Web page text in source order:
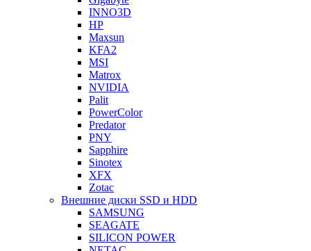
INNO3D
HP
Maxsun
KFA2
MSI
Matrox
NVIDIA
Palit
PowerColor
Predator
PNY
Sapphire
Sinotex
XFX
Zotac
Внешние диски SSD и HDD
SAMSUNG
SEAGATE
SILICON POWER